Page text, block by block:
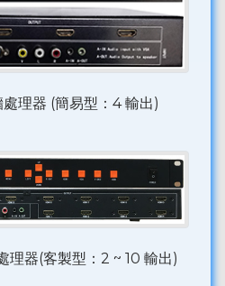
理器 (簡易型：4 輸出)
理器(客製型：2 ~ 10 輸出)